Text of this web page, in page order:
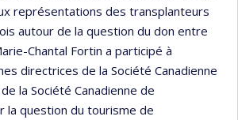
représentations des transplanteurs
autour de la question du don entre
Chantal Fortin a participé à
directrices de la Société Canadienne
la Société Canadienne de
la question du tourisme de